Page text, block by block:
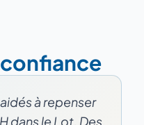
à repenser
dans le Lot. Des